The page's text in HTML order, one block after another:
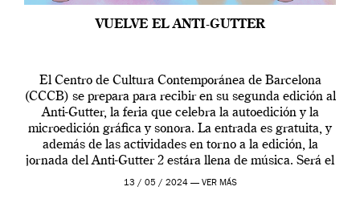
VUELVE EL ANTI-GUTTER
El Centro de Cultura Contemporánea de Barcelona
(CCCB) se prepara para recibir en su segunda edición al
Anti-Gutter, la feria que celebra la autoedición y la
microedición gráfica y sonora. La entrada es gratuita, y
además de las actividades en torno a la edición, la
jornada del Anti-Gutter 2 estára llena de música. Será el
[…]
13 / 05 / 2024 — VER MÁS